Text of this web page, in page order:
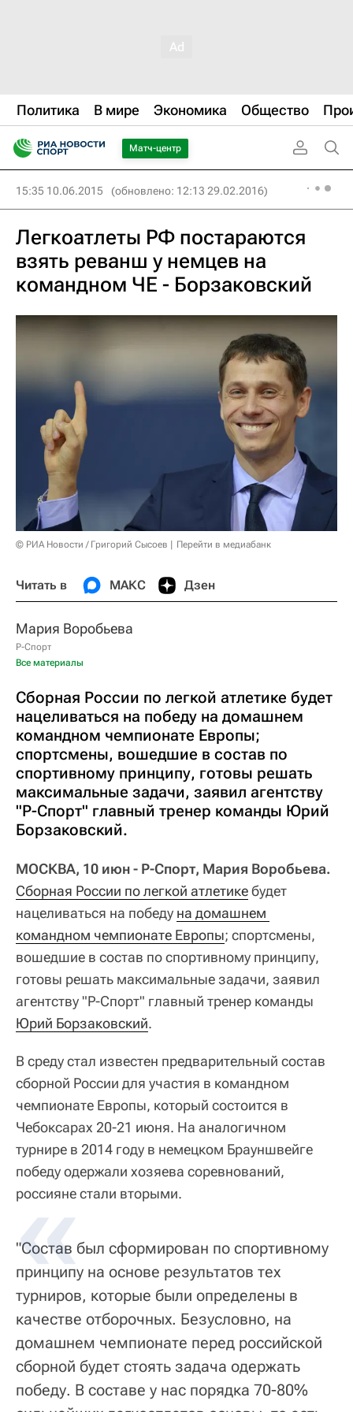
Политика В мире Экономика Общество
Матч-центр
15:35 10.06.2015 (обновлено: 12:13 29.02.2016)
Легкоатлеты РФ постараются
взять реванш у немцев на
командном ЧЕ - Борзаковский
© РИА Новости / Григорий Сысоев Перейти в медиабанк
Читать в МАКС Дзен
Мария Воробьева
Р-Спорт
Все материалы
Сборная России по легкой атлетике будет
нацеливаться на победу на домашнем
командном чемпионате Европы;
спортсмены, вошедшие в состав по
спортивному принципу, готовы решать
максимальные задачи, заявил агентству
"Р-Спорт" главный тренер команды Юрий
Борзаковский.
МОСКВА, 10 июн - Р-Спорт, Мария Воробьева.
Сборная России по легкой атлетикебудет
нацеливаться на победу на домашнем
командном чемпионате Европы; спортсмены,
вошедшие в состав по спортивному принципу,
готовы решать максимальные задачи, заявил
агентству "Р-Спорт" главный тренер команды
Юрий Борзаковский.
В среду стал известен предварительный состав
сборной России для участия в командном
чемпионате Европы, который состоится в
Чебоксарах 20-21 июня. На аналогичном
турнире в 2014 году в немецком Брауншвейге
победу одержали хозяева соревнований,
россияне стали вторыми.
"Состав был сформирован по спортивному
принципу на основе результатов тех
турниров, которые были определены в
качестве отборочных. Безусловно, на
домашнем чемпионате перед российской
сборной будет стоять задача одержать
победу. В составе у нас порядка 70-80%